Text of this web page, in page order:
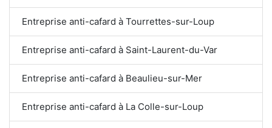
Entreprise anti-cafard à Tourrettes-sur-Loup
Entreprise anti-cafard à Saint-Laurent-du-Var
Entreprise anti-cafard à Beaulieu-sur-Mer
Entreprise anti-cafard à La Colle-sur-Loup